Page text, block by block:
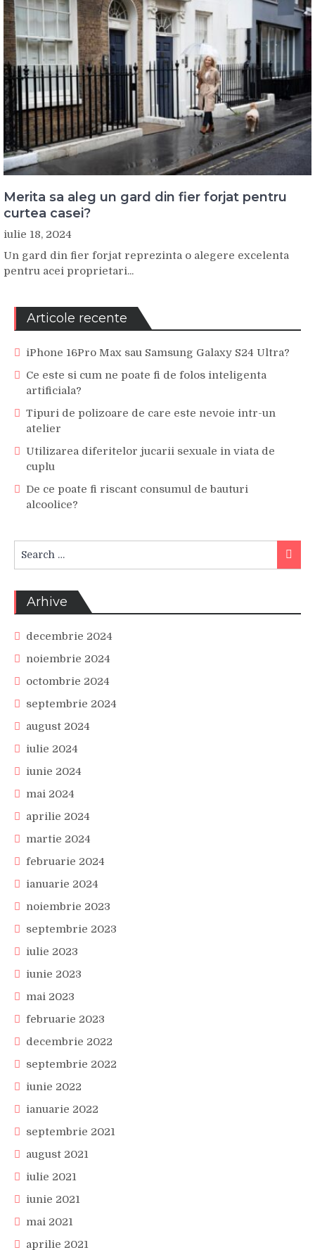
Merita sa aleg un gard din fier forjat pentru
curtea casei?
iulie 18, 2024
Un gard din fier forjat reprezinta o alegere excelenta
pentru acei proprietari...
Articole recente
iPhone 16Pro Max sau Samsung Galaxy S24 Ultra?
Ce este si cum ne poate fi de folos inteligenta
artificiala?
Tipuri de polizoare de care este nevoie intr-un
atelier
Utilizarea diferitelor jucarii sexuale in viata de
cuplu
De ce poate fi riscant consumul de bauturi
alcoolice?
for:
Arhive
decembrie 2024
noiembrie 2024
octombrie 2024
septembrie 2024
august 2024
iulie 2024
iunie 2024
mai 2024
aprilie 2024
martie 2024
februarie 2024
ianuarie 2024
noiembrie 2023
septembrie 2023
iulie 2023
iunie 2023
mai 2023
februarie 2023
decembrie 2022
septembrie 2022
iunie 2022
ianuarie 2022
septembrie 2021
august 2021
iulie 2021
iunie 2021
mai 2021
aprilie 2021